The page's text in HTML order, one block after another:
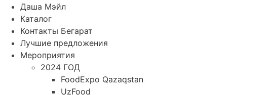
Даша Мэйл
Каталог
Контакты Бегарат
Лучшие предложения
Мероприятия
2024 ГОД
FoodExpo Qazaqstan
UzFood